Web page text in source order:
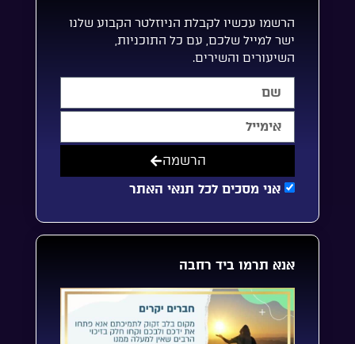
הרשמו עכשיו לקבלת הניוזלטר הקבוע שלנו
ישר למייל שלכם, עם כל התוכניות,
השיעורים והשירים.
אני מסכים לכל תנאי האתר
הרשמה
אנא תרמו ביד רחבה